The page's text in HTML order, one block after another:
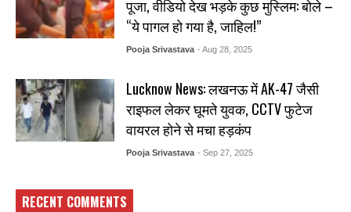
पूजा, वीडियो देख भड़के कुछ मुस्लिम: बोले –
“ये पागल हो गया है, जाहिल!”
Pooja Srivastava - Aug 28, 2025
Lucknow News: लखनऊ में AK-47 जैसी
राइफल लेकर घूमते युवक, CCTV फुटेज
वायरल होने से मचा हड़कंप
Pooja Srivastava - Sep 27, 2025
RECENT COMMENTS